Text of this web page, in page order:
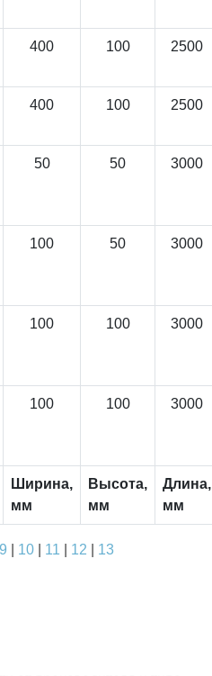
400 100 2500
400 100 2500
50 50 3000
100 50 3000
100 100 3000
100 100 3000
Ширина,
мм
Высота,
мм
Длина,
мм
9 10| 11 12 13